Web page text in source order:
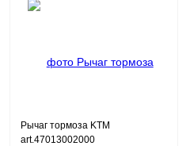
Рычаг тормоза KTM
art.47013002000